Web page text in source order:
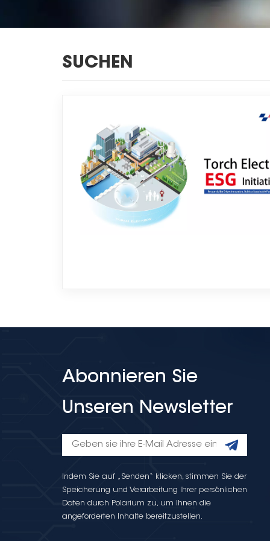
SUCHEN
Abonnieren Sie
Unseren Newsletter
Indem Sie auf „Senden“ klicken, stimmen Sie der
Speicherung und Verarbeitung Ihrer persönlichen
Daten durch Polarium zu, um Ihnen die
angeforderten Inhalte bereitzustellen.